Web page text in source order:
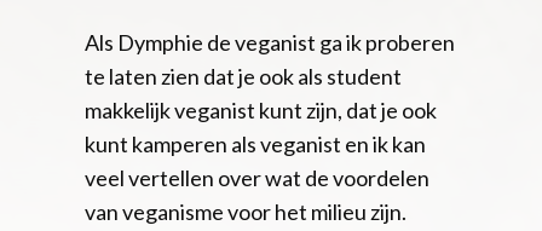
Als Dymphie de veganist ga ik proberen
te laten zien dat je ook als student
makkelijk veganist kunt zijn, dat je ook
kunt kamperen als veganist en ik kan
veel vertellen over wat de voordelen
van veganisme voor het milieu zijn.